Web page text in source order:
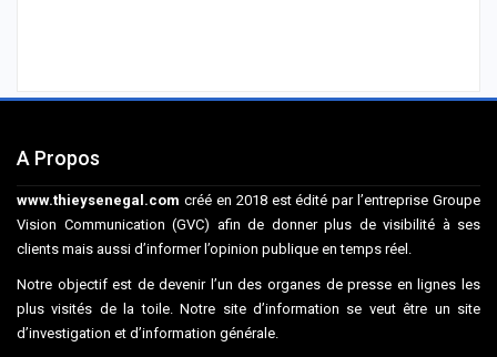
A Propos
www.thieysenegal.com créé en 2018 est édité par l’entreprise Groupe
Vision Communication (GVC) afin de donner plus de visibilité à ses
clients mais aussi d’informer l’opinion publique en temps réel.
Notre objectif est de devenir l’un des organes de presse en lignes les
plus visités de la toile. Notre site d’information se veut être un site
d’investigation et d’information générale.